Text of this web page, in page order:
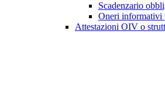
Scadenzario
Oneri informativi
Attestazioni OIV o